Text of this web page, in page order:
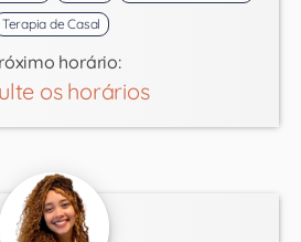
Terapia de Casal
horário:
os horários